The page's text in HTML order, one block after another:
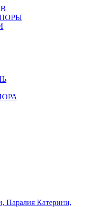
Паралия Катерини,